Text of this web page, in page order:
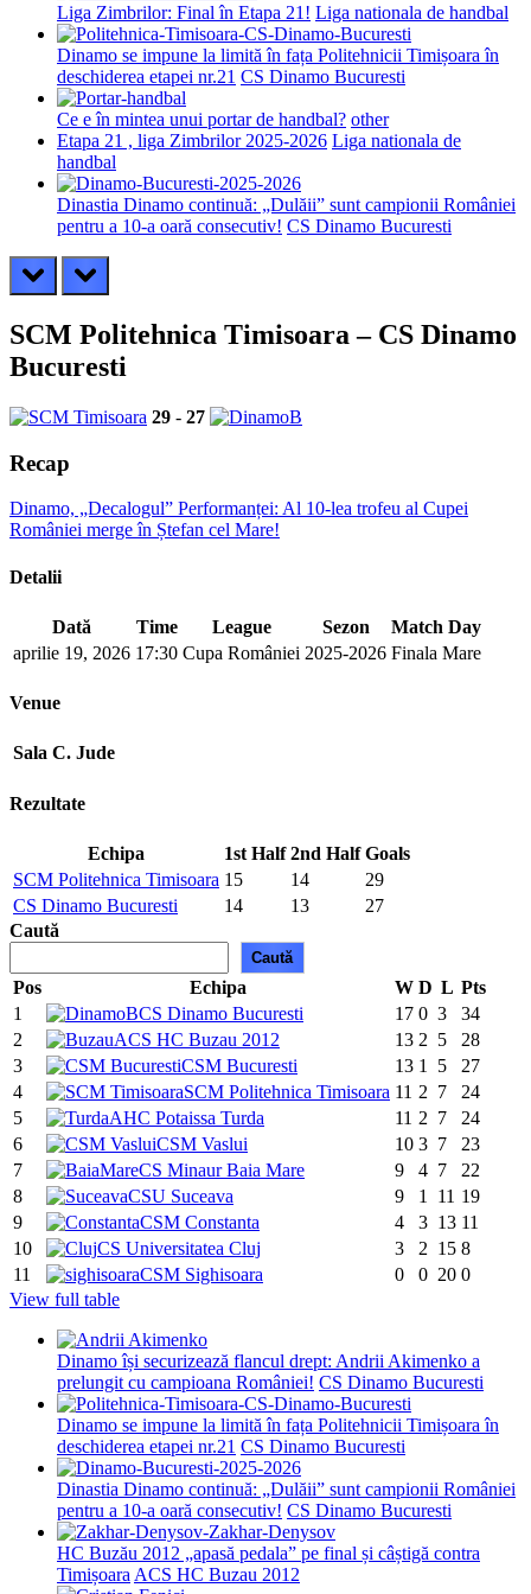
Liga Zimbrilor: Final în Etapa 21! Liga nationala de handbal
Dinamo se impune la limită în fața Politehnicii Timișoara în
deschiderea etapei nr.21 CS Dinamo Bucuresti
Ce e în mintea unui portar de handbal? other
Etapa 21 , liga Zimbrilor 2025-2026 Liga nationala de
handbal
Dinastia Dinamo continuă: „Dulăii” sunt campionii României
pentru a 10-a oară consecutiv! CS Dinamo Bucuresti
prev next
SCM Politehnica Timisoara – CS Dinamo
Bucuresti
29 - 27
Recap
Dinamo, „Decalogul” Performanței: Al 10-lea trofeu al Cupei
României merge în Ștefan cel Mare!
Detalii
Dată Time League Sezon
Match Day
aprilie 19, 2026 17:30 Cupa României 2025-2026 Finala Mare
Venue
Sala C. Jude
Rezultate
Echipa 1st Half 2nd Half Goals
SCM Politehnica Timisoara 15 14
29
CS Dinamo Bucuresti
14 13
27
Caută
Caută
Pos Echipa W D L Pts
1
CS Dinamo Bucuresti 17 0 3
34
2
ACS HC Buzau 2012 13 2 5
28
3
CSM Bucuresti 13 1 5
27
4
SCM Politehnica Timisoara 11 2 7
24
5
AHC Potaissa Turda 11 2 7
24
6
CSM Vaslui 10 3 7
23
7
CS Minaur Baia Mare 9 4 7
22
8
CSU Suceava 9 1 11 19
9
CSM Constanta 4 3 13 11
10
CS Universitatea Cluj 3 2 15 8
11
CSM Sighisoara 0 0 20 0
View full table
Dinamo își securizează flancul drept: Andrii Akimenko a
prelungit cu campioana României! CS Dinamo Bucuresti
Dinamo se impune la limită în fața Politehnicii Timișoara în
deschiderea etapei nr.21 CS Dinamo Bucuresti
Dinastia Dinamo continuă: „Dulăii” sunt campionii României
pentru a 10-a oară consecutiv! CS Dinamo Bucuresti
HC Buzău 2012 „apasă pedala” pe final și câștigă contra
Timișoara ACS HC Buzau 2012